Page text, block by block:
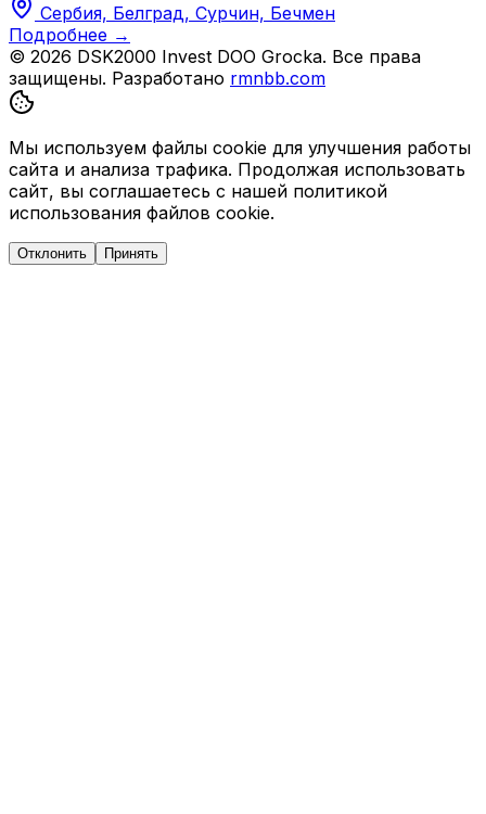
Сербия, Белград, Сурчин, Бечмен
Подробнее →
© 2026 DSK2000 Invest DOO Grocka. Все права
защищены. Разработано rmnbb.com
Мы используем файлы cookie для улучшения работы
сайта и анализа трафика. Продолжая использовать
сайт, вы соглашаетесь с нашей политикой
использования файлов cookie.
Отклонить Принять